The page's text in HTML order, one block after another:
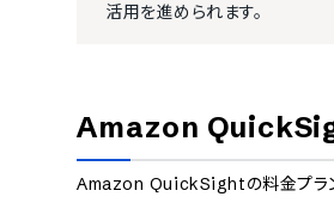
活用を進められます。
Amazon
Amazon QuickSightの料金プラ